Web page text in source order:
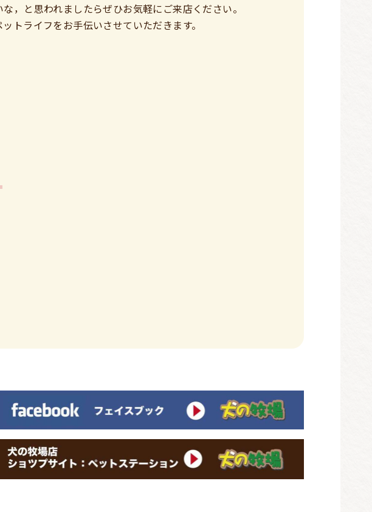
，と思われましたらぜひお気軽にご来店ください。
トライフをお手伝いさせていただきます。